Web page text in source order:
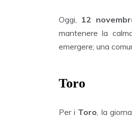
Oggi, 12
mantenere la
emergere; una
Toro
Per i Toro, la